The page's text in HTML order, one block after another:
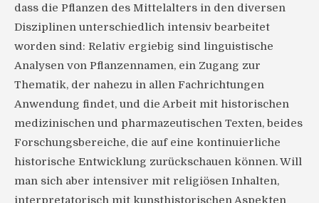
dass die Pflanzen des Mittelalters in den diversen
Disziplinen unterschiedlich intensiv bearbeitet
worden sind: Relativ ergiebig sind linguistische
Analysen von Pflanzennamen, ein Zugang zur
Thematik, der nahezu in allen Fachrichtungen
Anwendung findet, und die Arbeit mit historischen
medizinischen und pharmazeutischen Texten, beides
Forschungsbereiche, die auf eine kontinuierliche
historische Entwicklung zurückschauen können. Will
man sich aber intensiver mit religiösen Inhalten,
interpretatorisch mit kunsthistorischen Aspekten